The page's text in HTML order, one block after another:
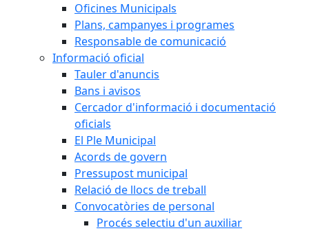
Oficines Municipals
Plans, campanyes i programes
Responsable de comunicació
Informació oficial
Tauler d'anuncis
Bans i avisos
Cercador d'informació i documentació
oficials
El Ple Municipal
Acords de govern
Pressupost municipal
Relació de llocs de treball
Convocatòries de personal
Procés selectiu d'un auxiliar